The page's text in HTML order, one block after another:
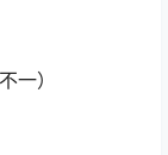
一）